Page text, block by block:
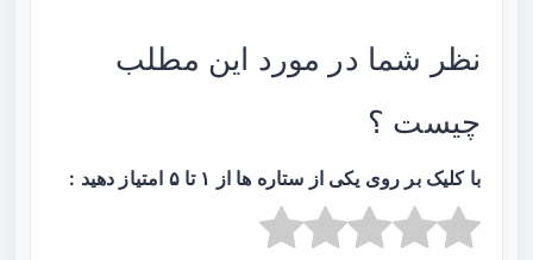
نظر شما در مورد این مطلب
چیست ؟
با کلیک بر روی یکی از ستاره ها از ۱ تا ۵ امتیاز دهید :